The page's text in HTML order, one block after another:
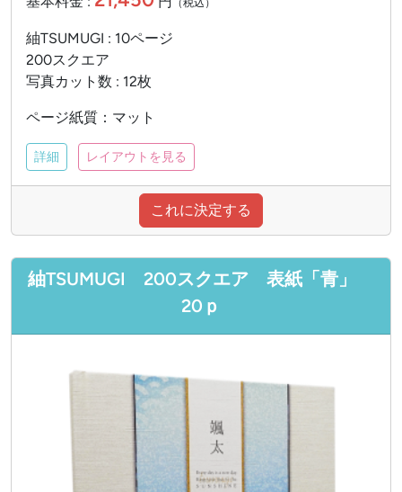
（税込）
紬TSUMUGI : 10ページ
200スクエア
写真カット数 : 12枚
ページ紙質：マット
詳細 レイアウトを見る
これに決定する
紬TSUMUGI 200スクエア 表紙「青」
20ｐ